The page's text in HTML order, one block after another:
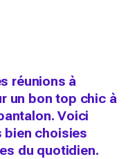
réunions à
un bon top chic à
Voici
bien choisies
du quotidien.